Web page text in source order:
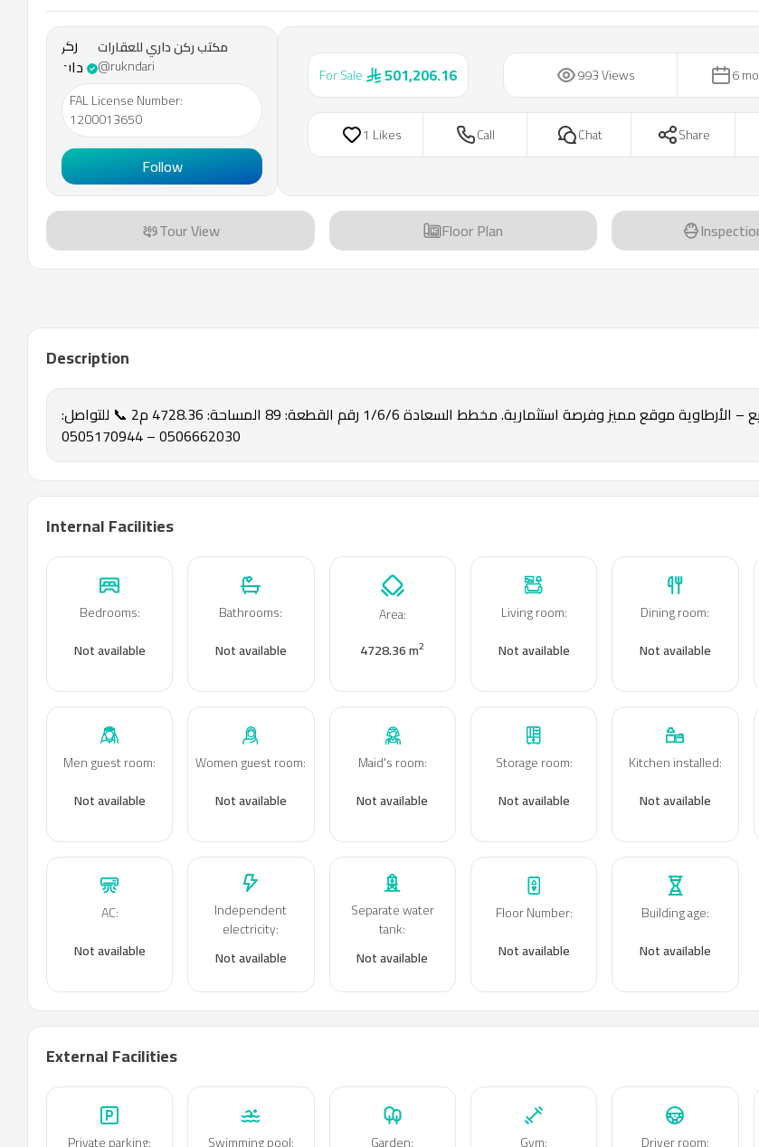
مكتب
ركن
داري
للعقارات
مكتب ركن داري للعقارات
@rukndari
FAL License Number:
1200013650
Follow
For Sale 501,206.16 993 Views 6
1 Likes Call Chat Share
Tour View Floor Plan
Description
‏أرض تجارية للبيع – الأرطاوية ‏موقع مميز وفرصة استثمارية. ‏مخطط السعادة 1/6/6 ‏رقم القطعة: 89 ‏المساحة: 4728.36 م2 ‏📞 للتواصل:
0506662030 – 0505170944
Internal Facilities
Bedrooms:
Not available
Bathrooms:
Not available
Area:
4728.36 m2
Living room:
Not available
Dining room:
Not available
Men guest room:
Not available
Women guest room:
Not available
Maid's room:
Not available
Storage room:
Not available
Kitchen installed:
Not available
AC:
Not available
Independent
electricity:
Not available
Separate water
tank:
Not available
Floor Number:
Not available
Building age:
Not available
External Facilities
Private parking:
Swimming pool:
Garden:
Gym:
Driver room: